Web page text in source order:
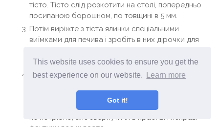
This website uses cookies to ensure you get the
best experience on our website.
Learn more
Got it!
тісто. Тісто слід розкотити на столі, попередньо
посипаною борошном, по товщині в 5 мм.
Потім виріжте з тіста ялинки спеціальними
виїмками для печива і зробіть в них дірочки для
приблизно 20 хвилин.
Крім традиційного печива, ви можете прикрасити
або їх можна приготувати самостійно. Зрозуміло,
другий варіант буде краще. Цукерки прикрашати
не потрібно, але звернути їх в красиві і яскраві